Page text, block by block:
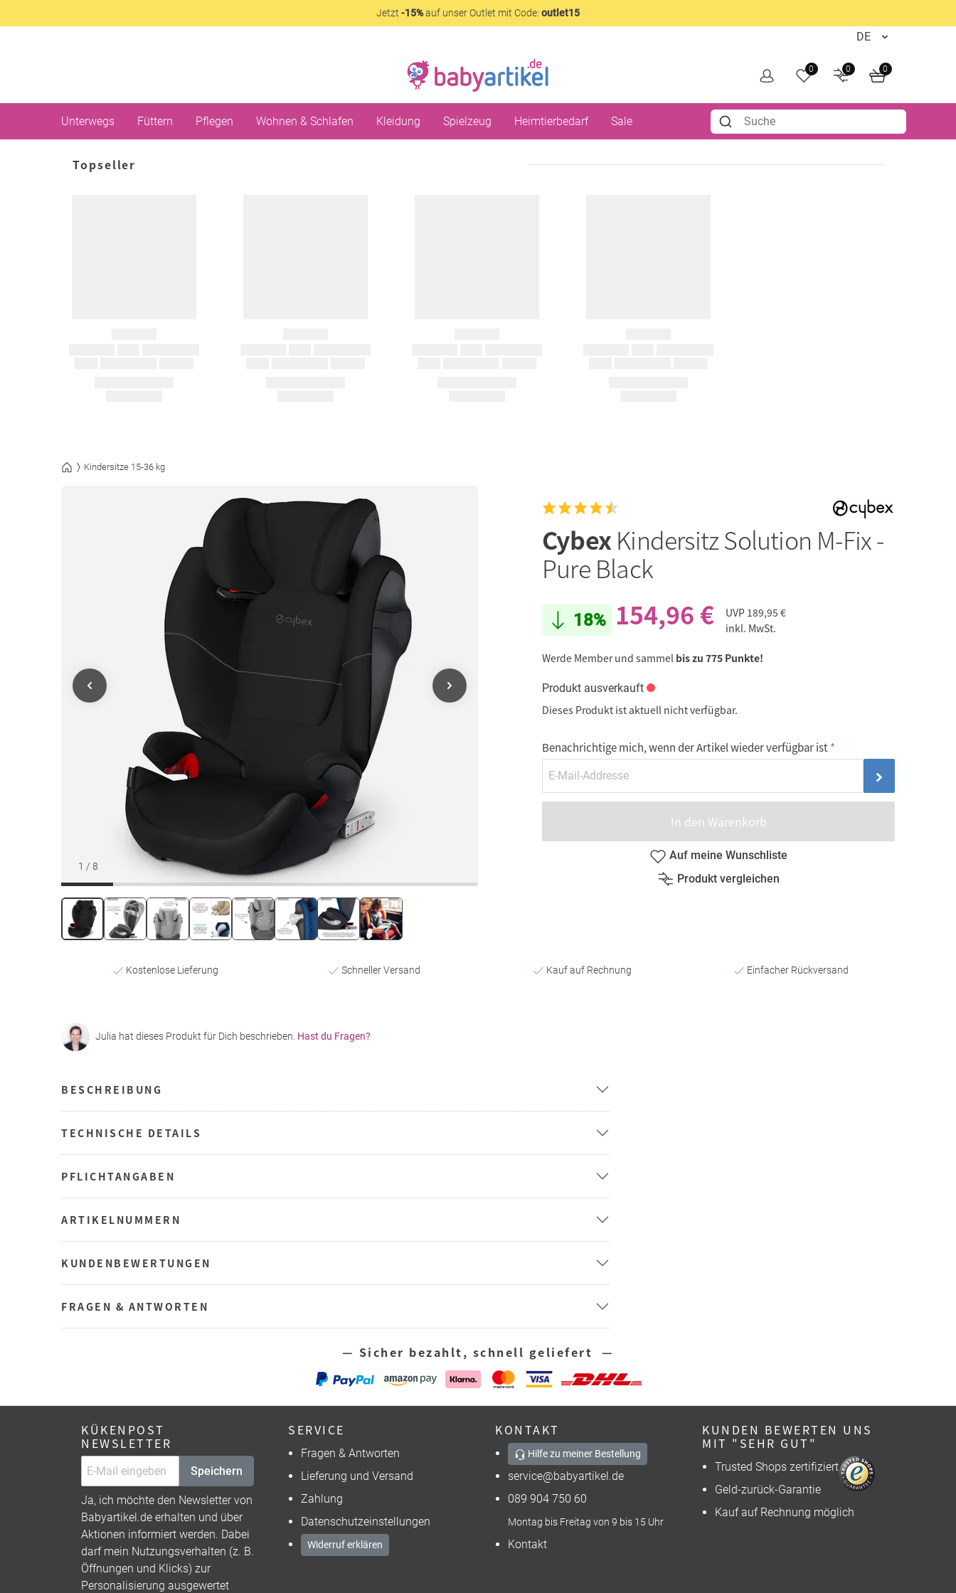
Jetzt -15%auf unser Outlet mit Code: outlet15
0 0 0
Unterwegs Füttern Pflegen Wohnen & Schlafen Kleidung Spielzeug Heimtierbedarf Sale
Topseller
Kindersitze 15-36 kg
1 / 8
CybexKindersitz Solution M-Fix -
Pure Black
18% 154,96 € UVP 189,95 €
inkl. MwSt.
Werde Member und sammel bis zu 775 Punkte!
Produkt ausverkauft
Dieses Produkt ist aktuell nicht verfügbar.
Benachrichtige mich, wenn der Artikel wieder verfügbar ist
In den Warenkorb
Auf meine Wunschliste
Produkt vergleichen
Kostenlose Lieferung Schneller Versand Kauf auf Rechnung Einfacher Rückversand
Julia hat dieses Produkt für Dich beschrieben. Hast du Fragen?
BESCHREIBUNG
TECHNISCHE DETAILS
PFLICHTANGABEN
ARTIKELNUMMERN
KUNDENBEWERTUNGEN
FRAGEN & ANTWORTEN
— Sicher bezahlt, schnell geliefert —
KÜKENPOST
NEWSLETTER
Speichern
Ja, ich möchte den Newsletter von
Babyartikel.de erhalten und über
Aktionen informiert werden. Dabei
darf mein Nutzungsverhalten (z. B.
Öffnungen und Klicks) zur
Personalisierung ausgewertet
SERVICE
Fragen & Antworten
Lieferung und Versand
Zahlung
Datenschutzeinstellungen
Widerruf erklären
KONTAKT
Hilfe zu meiner Bestellung
service@babyartikel.de
089 904 750 60
Montag bis Freitag von 9 bis 15 Uhr
Kontakt
KUNDEN BEWERTEN UNS
MIT "SEHR GUT"
Trusted Shops zertifiziert
Geld-zurück-Garantie
Kauf auf Rechnung möglich